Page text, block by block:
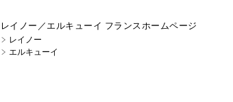
レイノー／エルキューイ フランスホームページ
レイノー
エルキューイ